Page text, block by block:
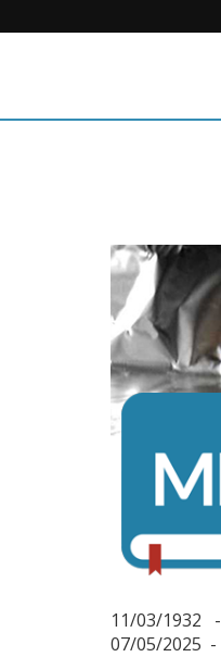
11/03/1932 -
07/05/2025 -